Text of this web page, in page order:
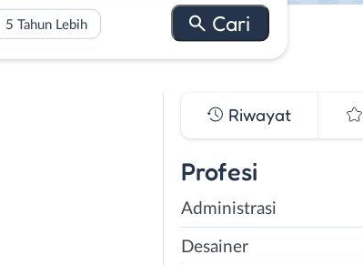
5 Tahun Lebih
Riwayat
Profesi
Administrasi
Desainer